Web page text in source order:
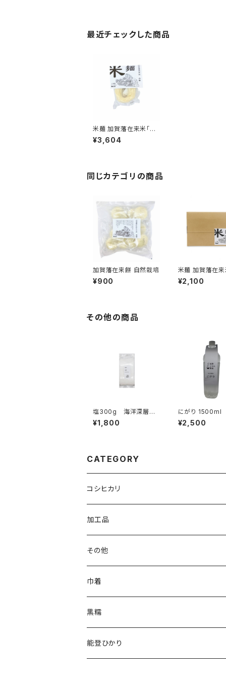
最近チェックした商品
米麺 加賀藩在来米「巾
着」バラ
¥3,604
同じカテゴリの商品
加賀藩在来餅 自然栽培
¥900
米麺 加賀藩在来
着」6食入
¥2,100
その他の商品
塩300g 海洋深層水
の薪炊き
¥1,800
にがり 1500ml
¥2,500
CATEGORY
コシヒカリ
加工品
その他
巾着
黒糯
能登ひかり